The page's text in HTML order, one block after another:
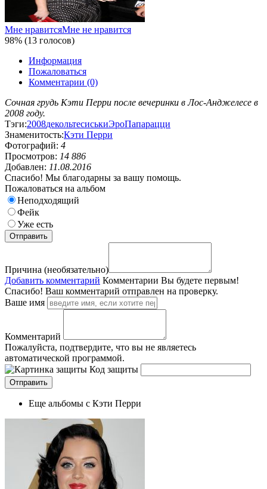
Мне нравитсяМне не нравится
98% (13 голосов)
Информация
Пожаловаться
Комментарии (0)
Сочная грудь Кэти Перри после вечеринки в Лос-Анджелесе в
2008 году.
Тэги:2008декольтесиськиЭроПапарацци
Знаменитость:Кэти Перри
Фотографий: 4
Просмотров: 14 886
Добавлен: 11.08.2016
Спасибо! Мы благодарны за вашу помощь.
Пожаловаться на альбом
Неподходящий
Фейк
Уже есть
Причина (необязательно)
Добавить комментарий Комментарии Вы будете первым!
Спасибо! Ваш комментарий отправлен на проверку.
Ваше имя
Комментарий
Пожалуйста, подтвердите, что вы не являетесь
автоматической программой.
Код защиты
Еще альбомы с Кэти Перри